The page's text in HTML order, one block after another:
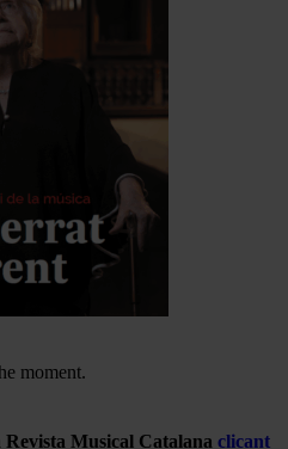
moment.
Revista Musical Catalana clicant